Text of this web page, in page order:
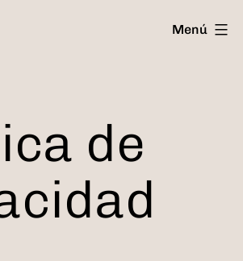
Menú
de